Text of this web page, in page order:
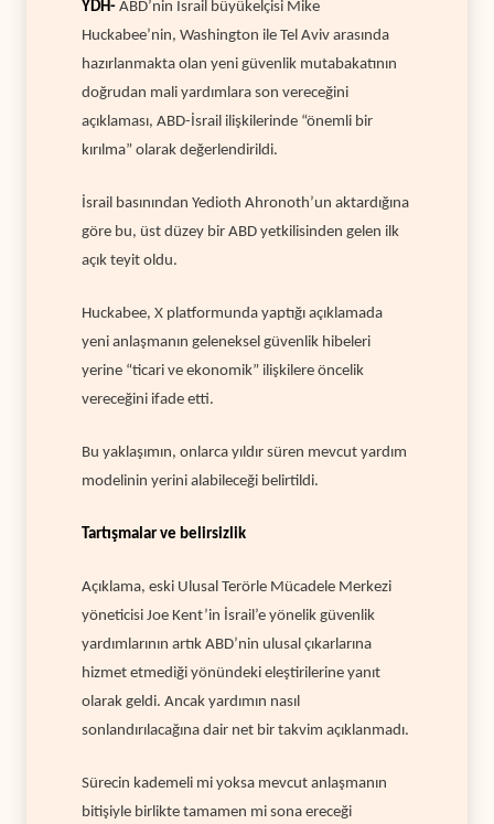
YDH- ABD’nin İsrail büyükelçisi Mike
Huckabee’nin, Washington ile Tel Aviv arasında
hazırlanmakta olan yeni güvenlik mutabakatının
doğrudan mali yardımlara son vereceğini
açıklaması, ABD-İsrail ilişkilerinde “önemli bir
kırılma” olarak değerlendirildi.
İsrail basınından Yedioth Ahronoth’un aktardığına
göre bu, üst düzey bir ABD yetkilisinden gelen ilk
açık teyit oldu.
Huckabee, X platformunda yaptığı açıklamada
yeni anlaşmanın geleneksel güvenlik hibeleri
yerine “ticari ve ekonomik” ilişkilere öncelik
vereceğini ifade etti.
Bu yaklaşımın, onlarca yıldır süren mevcut yardım
modelinin yerini alabileceği belirtildi.
Tartışmalar ve belirsizlik
Açıklama, eski Ulusal Terörle Mücadele Merkezi
yöneticisi Joe Kent’in İsrail’e yönelik güvenlik
yardımlarının artık ABD’nin ulusal çıkarlarına
hizmet etmediği yönündeki eleştirilerine yanıt
olarak geldi. Ancak yardımın nasıl
sonlandırılacağına dair net bir takvim açıklanmadı.
Sürecin kademeli mi yoksa mevcut anlaşmanın
bitişiyle birlikte tamamen mi sona ereceği